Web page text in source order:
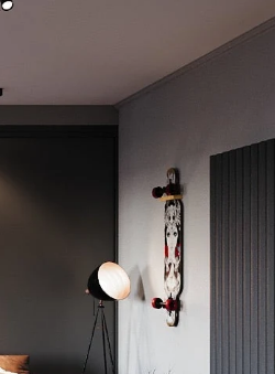
Konfiguriere ein